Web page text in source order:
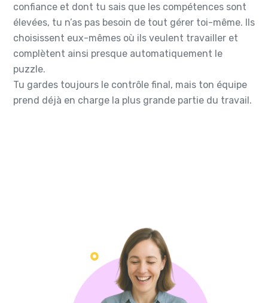
confiance et dont tu sais que les compétences sont
élevées, tu n’as pas besoin de tout gérer toi-même. Ils
choisissent eux-mêmes où ils veulent travailler et
complètent ainsi presque automatiquement le
puzzle.
Tu gardes toujours le contrôle final, mais ton équipe
prend déjà en charge la plus grande partie du travail.